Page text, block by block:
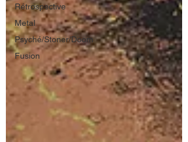
Rétrospective
Metal
Psyché/Stoner/Doom
Fusion